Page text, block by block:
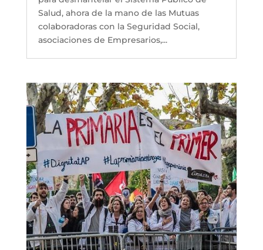
Salud, ahora de la mano de las Mutuas
colaboradoras con la Seguridad Social,
asociaciones de Empresarios,...